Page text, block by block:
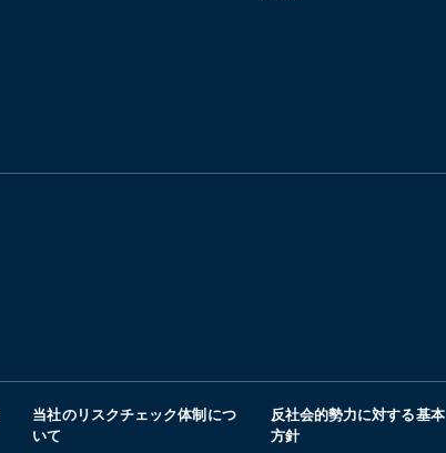
当社のリスクチェック体制につ
いて
反社会的勢力に対する基本
方針